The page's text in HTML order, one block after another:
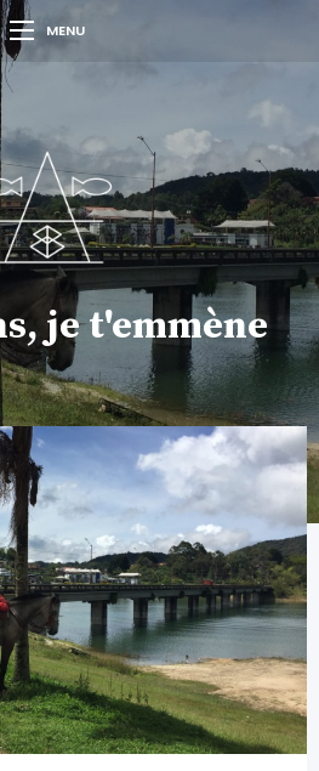
MENU
je t'emmène